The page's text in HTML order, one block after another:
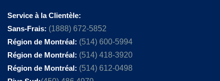
Service à la Clientèle:
Sans-Frais: (1888) 672-5852
Région de Montréal: (514) 600-5994
Région de Montréal: (514) 418-3920
Région de Montréal: (514) 612-0498